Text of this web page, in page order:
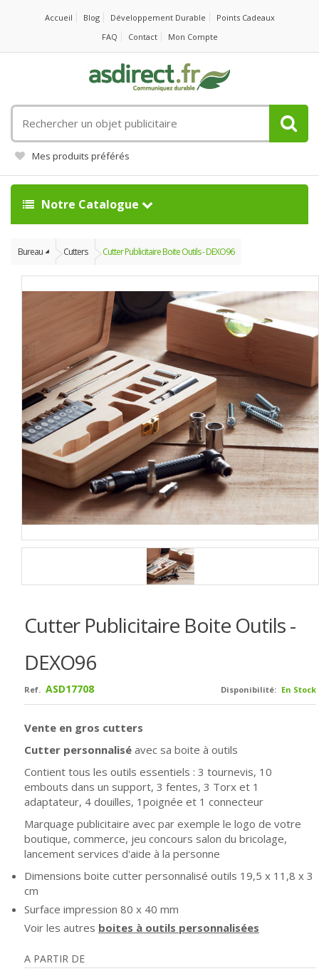
Accueil Blog Développement Durable
Points Cadeaux
FAQ
Contact Mon Compte
un
objet
publicitaire
Mes produits préférés
Notre Catalogue
Bureau Cutters Cutter Publicitaire Boite Outils - DEXO96
Cutter Publicitaire Boite Outils -
DEXO96
Disponibilité: En Stock
Ref. ASD17708
Vente en gros cutters
Cutter personnalisé avec sa boite à outils
Contient tous les outils essentiels : 3 tournevis, 10
embouts dans un support, 3 fentes, 3 Torx et 1
adaptateur, 4 douilles, 1poignée et 1 connecteur
Marquage publicitaire avec par exemple le logo de votre
boutique, commerce, jeu concours salon du bricolage,
lancement services d'aide à la personne
Dimensions boite cutter personnalisé outils 19,5 x 11,8 x 3
cm
Surface impression 80 x 40 mm
Voir les autres boites à outils personnalisées
A PARTIR DE